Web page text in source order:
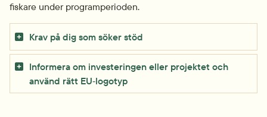
fiskare under programperioden.
Krav på dig som söker stöd
Informera om investeringen eller projektet och
använd rätt EU‑logotyp